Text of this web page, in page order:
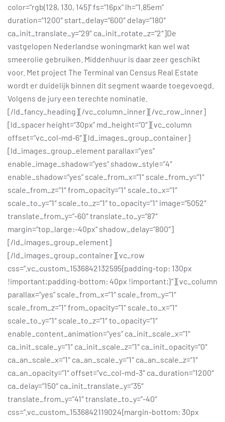
color=”rgb(128, 130, 145)” fs=”16px” lh=”1.85em”
duration=”1200″ start_delay=”600″ delay=”180″
ca_init_translate_y=”29″ ca_init_rotate_z=”2″]De
vastgelopen Nederlandse woningmarkt kan wel wat
smeerolie gebruiken. Middenhuur is daar zeer geschikt
voor. Met project The Terminal van Census Real Estate
wordt er duidelijk binnen dit segment waarde toegevoegd.
Volgens de jury een terechte nominatie.
[/ld_fancy_heading][/vc_column_inner][/vc_row_inner]
[ld_spacer height=”30px” md_height=”0″][vc_column
offset=”vc_col-md-6″][ld_images_group_container]
[ld_images_group_element parallax=”yes”
enable_image_shadow=”yes” shadow_style=”4″
enable_shadow=”yes” scale_from_x=”1″ scale_from_y=”1″
scale_from_z=”1″ from_opacity=”1″ scale_to_x=”1″
scale_to_y=”1″ scale_to_z=”1″ to_opacity=”1″ image=”5052″
translate_from_y=”-60″ translate_to_y=”87″
margin=”top_large:-40px” shadow_delay=”800″]
[/ld_images_group_element]
[/ld_images_group_container][vc_row
css=”.vc_custom_1536842132595{padding-top: 130px
!important;padding-bottom: 40px !important;}”][vc_column
parallax=”yes” scale_from_x=”1″ scale_from_y=”1″
scale_from_z=”1″ from_opacity=”1″ scale_to_x=”1″
scale_to_y=”1″ scale_to_z=”1″ to_opacity=”1″
enable_content_animation=”yes” ca_init_scale_x=”1″
ca_init_scale_y=”1″ ca_init_scale_z=”1″ ca_init_opacity=”0″
ca_an_scale_x=”1″ ca_an_scale_y=”1″ ca_an_scale_z=”1″
ca_an_opacity=”1″ offset=”vc_col-md-3″ ca_duration=”1200″
ca_delay=”150″ ca_init_translate_y=”35″
translate_from_y=”41″ translate_to_y=”-40″
css=”.vc_custom_1536842119024{margin-bottom: 30px